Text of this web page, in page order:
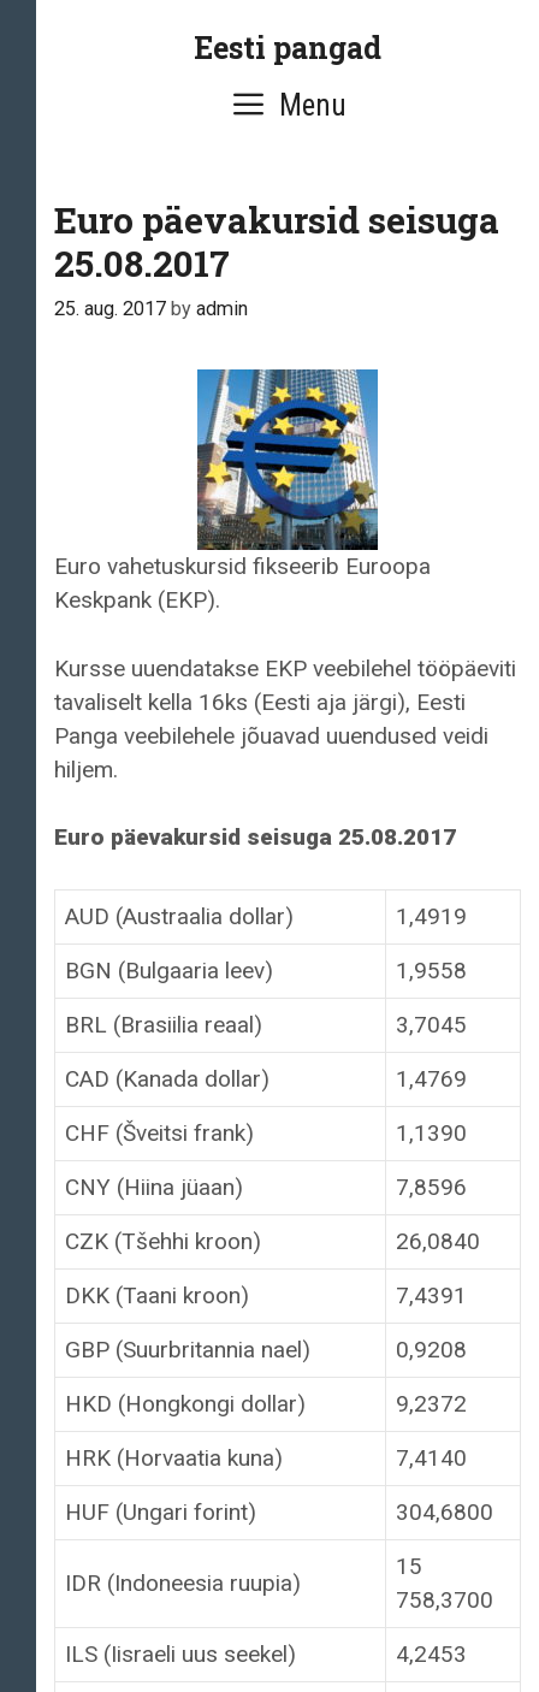
Eesti pangad
Menu
Euro päevakursid seisuga
25.08.2017
25. aug. 2017 by admin
Euro vahetuskursid fikseerib Euroopa
Keskpank (EKP).
Kursse uuendatakse EKP veebilehel tööpäeviti
tavaliselt kella 16ks (Eesti aja järgi), Eesti
Panga veebilehele jõuavad uuendused veidi
hiljem.
Euro päevakursid seisuga 25.08.2017
AUD (Austraalia dollar)
1,4919
BGN (Bulgaaria leev)
1,9558
BRL (Brasiilia reaal)
3,7045
CAD (Kanada dollar)
1,4769
CHF (Šveitsi frank)
1,1390
CNY (Hiina jüaan)
7,8596
CZK (Tšehhi kroon)
26,0840
DKK (Taani kroon)
7,4391
GBP (Suurbritannia nael)
0,9208
HKD (Hongkongi dollar)
9,2372
HRK (Horvaatia kuna)
7,4140
HUF (Ungari forint)
304,6800
IDR (Indoneesia ruupia)
15
758,3700
ILS (Iisraeli uus seekel)
4,2453